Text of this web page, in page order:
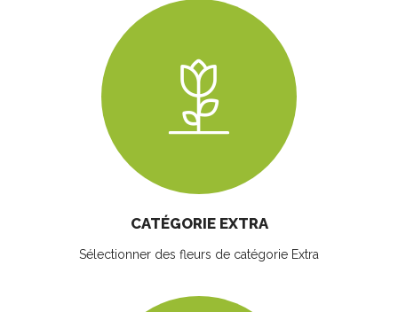
CATÉGORIE EXTRA
Sélectionner des fleurs de catégorie Extra